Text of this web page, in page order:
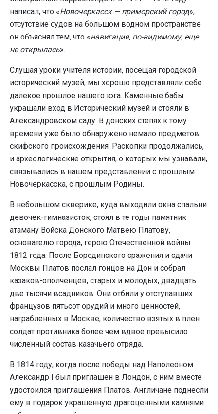
написал, что «Новочеркасск — приморский город»,
отсутствие судов на большом водном пространстве
он объяснял тем, что «навигация, по-видимому, еще
не открылась».
Слушая уроки учителя истории, посещая городской
исторический музей, мы хорошо представляли себе
далекое прошлое нашего юга. Каменные бабы
украшали вход в Исторический музей и стояли в
Александровском саду. В донских степях к тому
времени уже было обнаружено немало предметов
скифского происхождения. Раскопки продолжались,
и архео­логические открытия, о которых мы узнавали,
связывались в нашем представлении с прошлым
Новочеркасска, с прошлым Родины.
В небольшом скверике, куда выходили окна спальни
девочек-гимназисток, стоял в те годы памятник
атаману Войска Донского Матвею Платову,
основателю города, герою Отечественной войны
1812 года. После Бородинского сражения и сдачи
Москвы Платов послал гонцов на Дон и собрал
казаков-ополченцев, старых и молодых, двадцать
две тысячи всадников. Они отбили у отступавших
французов пятьсот орудий и много ценностей,
награбленных в Москве, количество взятых в плен
солдат противника более чем вдвое превысило
численный состав казачьего отряда.
В 1814 году, когда после победы над Наполеоном
Александр I был приглашен в Лондон, с ним вместе
удостоился приглашения Платов. Англичане поднесли
ему в подарок украшенную драгоценными камнями